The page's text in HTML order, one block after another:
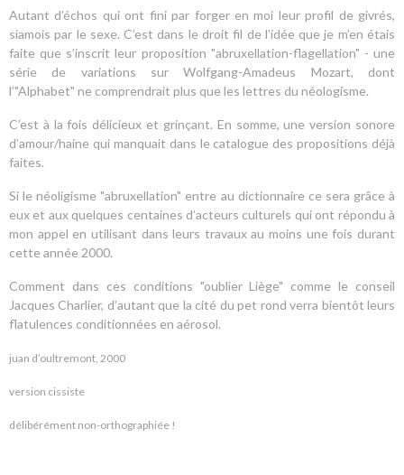
Autant d’échos qui ont fini par forger en moi leur profil de givrés,
siamois par le sexe. C’est dans le droit fil de l’idée que je m’en étais
faite que s’inscrit leur proposition "abruxellation-flagellation" - une
série de variations sur Wolfgang-Amadeus Mozart, dont
l’"Alphabet" ne comprendrait plus que les lettres du néologisme.
C’est à la fois délicieux et grinçant. En somme, une version sonore
d’amour/haine qui manquait dans le catalogue des propositions déjà
faites.
Si le néoligisme "abruxellation" entre au dictionnaire ce sera grâce à
eux et aux quelques centaines d’acteurs culturels qui ont répondu à
mon appel en utilisant dans leurs travaux au moins une fois durant
cette année 2000.
Comment dans ces conditions "oublier Liège" comme le conseil
Jacques Charlier, d’autant que la cité du pet rond verra bientôt leurs
flatulences conditionnées en aérosol.
juan d’oultremont, 2000
version cissiste
délibérément non-orthographiée !